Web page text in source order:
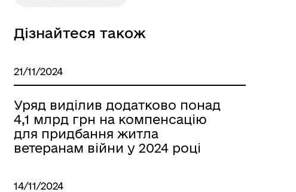
Дізнайтеся також
21/11/2024
Уряд виділив додатково понад
4,1 млрд грн на компенсацію
для придбання житла
ветеранам війни у 2024 році
14/11/2024